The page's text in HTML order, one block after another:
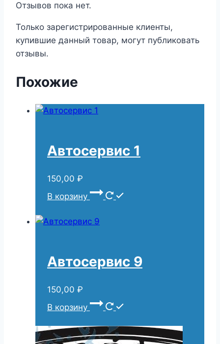
Отзывов пока нет.
Только зарегистрированные клиенты,
купившие данный товар, могут публиковать
отзывы.
Похожие
Автосервис 1
150,00 ₽
В корзину
Автосервис 9
150,00 ₽
В корзину